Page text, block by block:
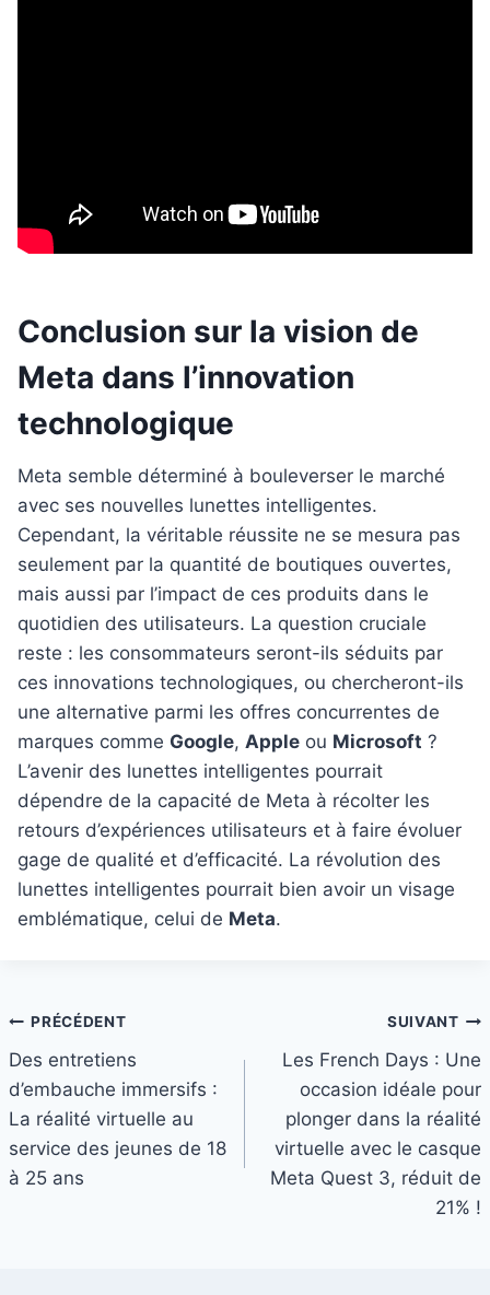
Conclusion sur la vision de
Meta dans l’innovation
technologique
Meta semble déterminé à bouleverser le marché
avec ses nouvelles lunettes intelligentes.
Cependant, la véritable réussite ne se mesura pas
seulement par la quantité de boutiques ouvertes,
mais aussi par l’impact de ces produits dans le
quotidien des utilisateurs. La question cruciale
reste : les consommateurs seront-ils séduits par
ces innovations technologiques, ou chercheront-ils
une alternative parmi les offres concurrentes de
marques comme Google, Apple ou Microsoft ?
L’avenir des lunettes intelligentes pourrait
dépendre de la capacité de Meta à récolter les
retours d’expériences utilisateurs et à faire évoluer
gage de qualité et d’efficacité. La révolution des
lunettes intelligentes pourrait bien avoir un visage
emblématique, celui de Meta.
Navigation
de
l’article
PRÉCÉDENT
Des entretiens
d’embauche immersifs :
La réalité virtuelle au
service des jeunes de 18
à 25 ans
SUIVANT
Les French Days : Une
occasion idéale pour
plonger dans la réalité
virtuelle avec le casque
Meta Quest 3, réduit de
21% !